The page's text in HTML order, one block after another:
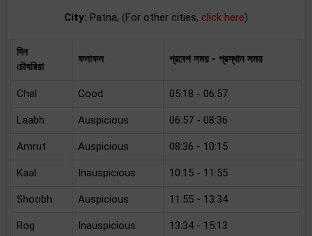
City: Patna, (For other cities, click here)
দিন
চৌঘরিয়া
ফলাফল প্রবেশ সময় - প্রস্থান সময়
Chal Good 05:18 - 06:57
Laabh Auspicious 06:57 - 08:36
Amrut Auspicious 08:36 - 10:15
Kaal Inauspicious 10:15 - 11:55
Shoobh Auspicious 11:55 - 13:34
Rog Inauspicious 13:34 - 15:13